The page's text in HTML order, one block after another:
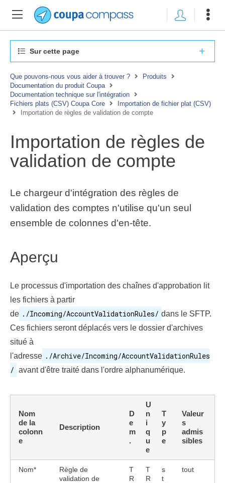
Sur cette page
Que pouvons-nous vous aider à trouver ?
Produits
Documentation du produit Coupa
Documentation technique sur l'intégration
Fichiers plats (CSV) Coupa Core
Importation de fichier plat (CSV)
Importation de règles de validation de compte
Importation de règles de
validation de compte
Le chargeur d'intégration des règles de
validation des comptes n'utilise qu'un seul
ensemble de colonnes d'en-tête.
Aperçu
Le processus d'importation des chaînes d'approbation lit
les fichiers à partir
de ./Incoming/AccountValidationRules/ dans le SFTP.
Ces fichiers seront déplacés vers le dossier d'archives
situé à
l'adresse ./Archive/Incoming/AccountValidationRules
/ avant d'être traité dans l'ordre alphanumérique.
Nom
de la
colonn
e
Description
D
e
m
.
U
n
i
q
u
e
T
y
p
e
Valeur
s
admis
sibles
Nom*
Règle de
validation de
T
R
T
R
s
t
tout